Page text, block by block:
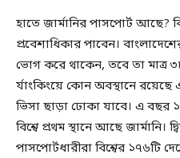
হাতে জার্মানির পাসপোর্ট আছে?
প্রবেশাধিকার পাবেন।
ভোগ করে থাকেন, তবে তা মাত্র
র্যাংকিংয়ে কোন অবস্থানে
ভিসা ছাড়া ঢোকা যাবে। এ বছর
বিশ্বে প্রথম স্থানে আছে জার্মানি।
পাসপোর্টধারীরা বিশ্বের ১৭৬টি